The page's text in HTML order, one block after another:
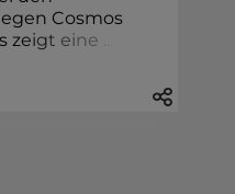
Cosmos
zeigt eine